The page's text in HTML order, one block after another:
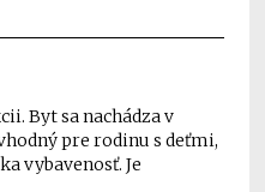
Byt sa nachádza v
pre rodinu s deťmi,
vybavenosť. Je